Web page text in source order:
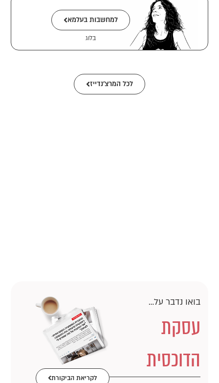
למחשבות בעלמא
בלוג
לכל המרצ׳נדייז
בואו נדבר על…
עסקת
הדוכסית
לקריאת הביקורת